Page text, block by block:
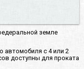
земле
автомобиля с 4 или 2
доступны для проката